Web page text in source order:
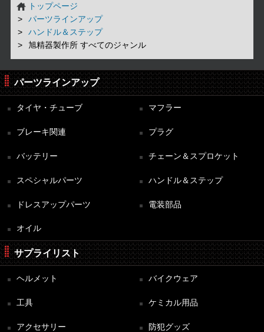
トップページ
パーツラインアップ
ハンドル＆ステップ
旭精器製作所 すべてのジャンル
パーツラインアップ
タイヤ・チューブ マフラー
ブレーキ関連 プラグ
バッテリー チェーン＆スプロケット
スペシャルパーツ ハンドル＆ステップ
ドレスアップパーツ 電装部品
オイル
サプライリスト
ヘルメット バイクウェア
工具 ケミカル用品
アクセサリー 防犯グッズ